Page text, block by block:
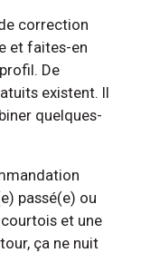
correction
et faites-en
De
existent. Il
quelques-
passé(e) ou
et une
ça ne nuit